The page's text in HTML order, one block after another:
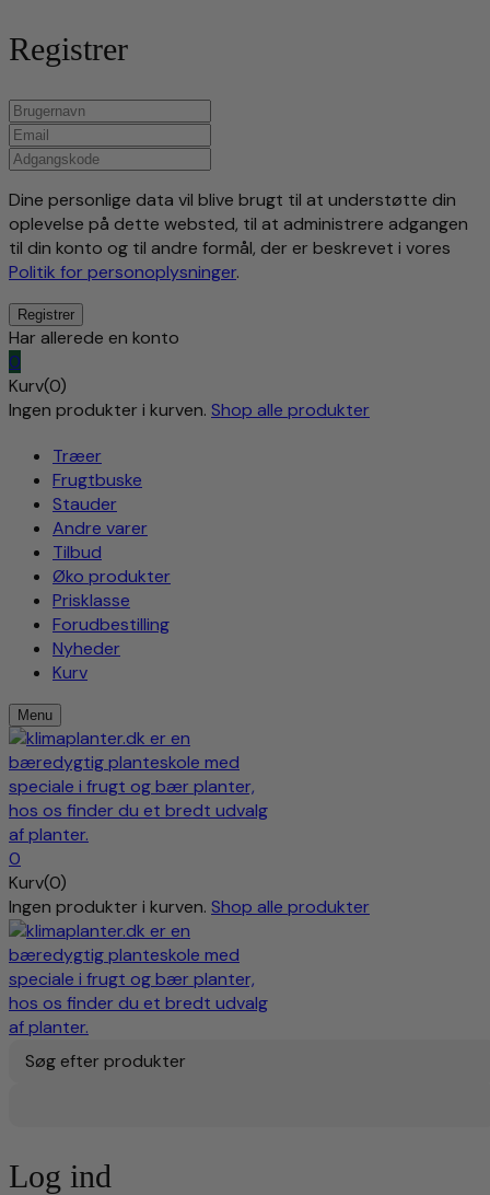
Registrer
Dine personlige data vil blive brugt til at understøtte din
oplevelse på dette websted, til at administrere adgangen
til din konto og til andre formål, der er beskrevet i vores
Politik for personoplysninger.
Har allerede en konto
0
Kurv(0)
Ingen produkter i kurven. Shop alle produkter
Træer
Frugtbuske
Stauder
Andre varer
Tilbud
Øko produkter
Prisklasse
Forudbestilling
Nyheder
Kurv
Menu
0
Kurv(0)
Ingen produkter i kurven. Shop alle produkter
Søg efter produkter
Log ind